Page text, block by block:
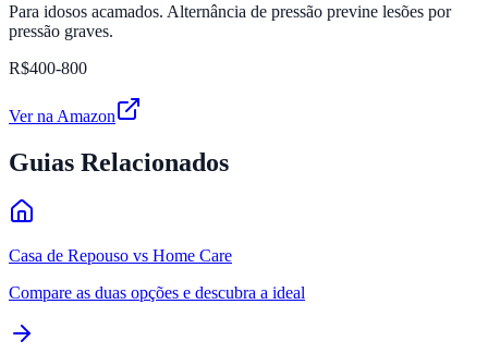
Para idosos acamados. Alternância de pressão previne lesões por
pressão graves.
R$400-800
Ver na Amazon
Guias Relacionados
Casa de Repouso vs Home Care
Compare as duas opções e descubra a ideal